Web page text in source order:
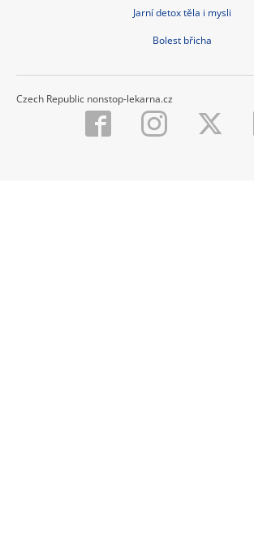
Jarní detox těla i mysli
Bolest břicha
Czech Republic nonstop-lekarna.cz